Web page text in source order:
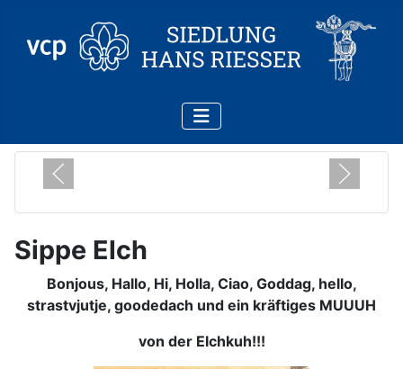
Sippe Elch
Bonjous, Hallo, Hi, Holla, Ciao, Goddag, hello,
strastvjutje, goodedach und ein kräftiges MUUUH
von der Elchkuh!!!